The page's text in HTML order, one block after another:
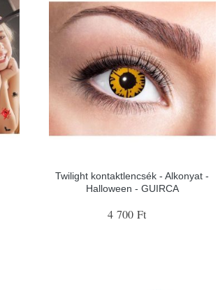
Twilight kontaktlencsék - Alkonyat -
Halloween - GUIRCA
4 700 Ft